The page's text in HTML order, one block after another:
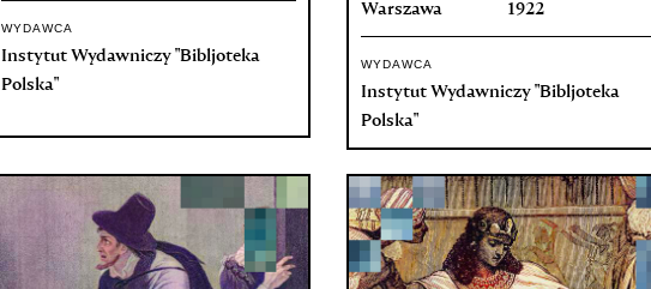
WYDAWCA
Instytut Wydawniczy "Bibljoteka
Polska"
Warszawa 1922
WYDAWCA
Instytut Wydawniczy "Bibljoteka
Polska"